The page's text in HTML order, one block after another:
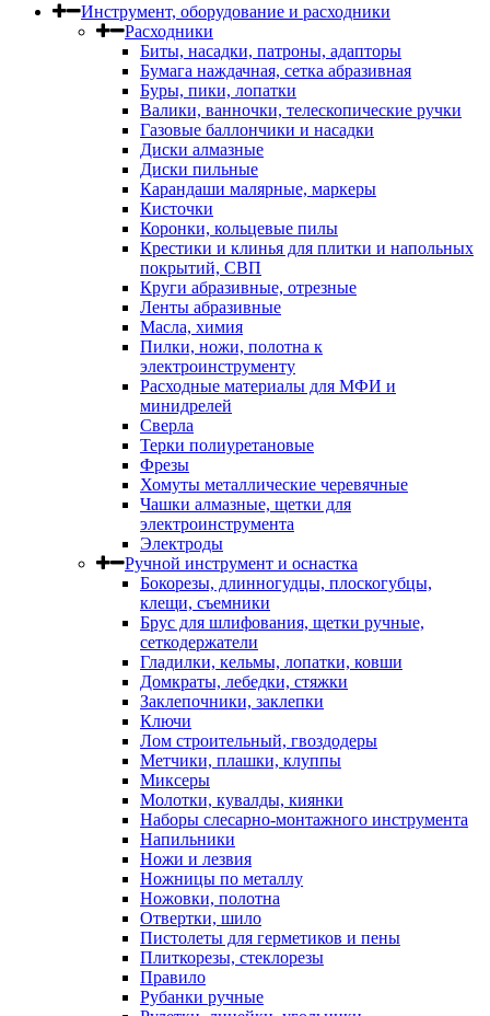
Инструмент, оборудование и расходники
Расходники
Биты, насадки, патроны, адапторы
Бумага наждачная, сетка абразивная
Буры, пики, лопатки
Валики, ванночки, телескопические ручки
Газовые баллончики и насадки
Диски алмазные
Диски пильные
Карандаши малярные, маркеры
Кисточки
Коронки, кольцевые пилы
Крестики и клинья для плитки и напольных
покрытий, СВП
Круги абразивные, отрезные
Ленты абразивные
Масла, химия
Пилки, ножи, полотна к
электроинструменту
Расходные материалы для МФИ и
минидрелей
Сверла
Терки полиуретановые
Фрезы
Хомуты металлические черевячные
Чашки алмазные, щетки для
электроинструмента
Электроды
Ручной инструмент и оснастка
Бокорезы, длинногудцы, плоскогубцы,
клещи, съемники
Брус для шлифования, щетки ручные,
сеткодержатели
Гладилки, кельмы, лопатки, ковши
Домкраты, лебедки, стяжки
Заклепочники, заклепки
Ключи
Лом строительный, гвоздодеры
Метчики, плашки, клуппы
Миксеры
Молотки, кувалды, киянки
Наборы слесарно-монтажного инструмента
Напильники
Ножи и лезвия
Ножницы по металлу
Ножовки, полотна
Отвертки, шило
Пистолеты для герметиков и пены
Плиткорезы, стеклорезы
Правило
Рубанки ручные